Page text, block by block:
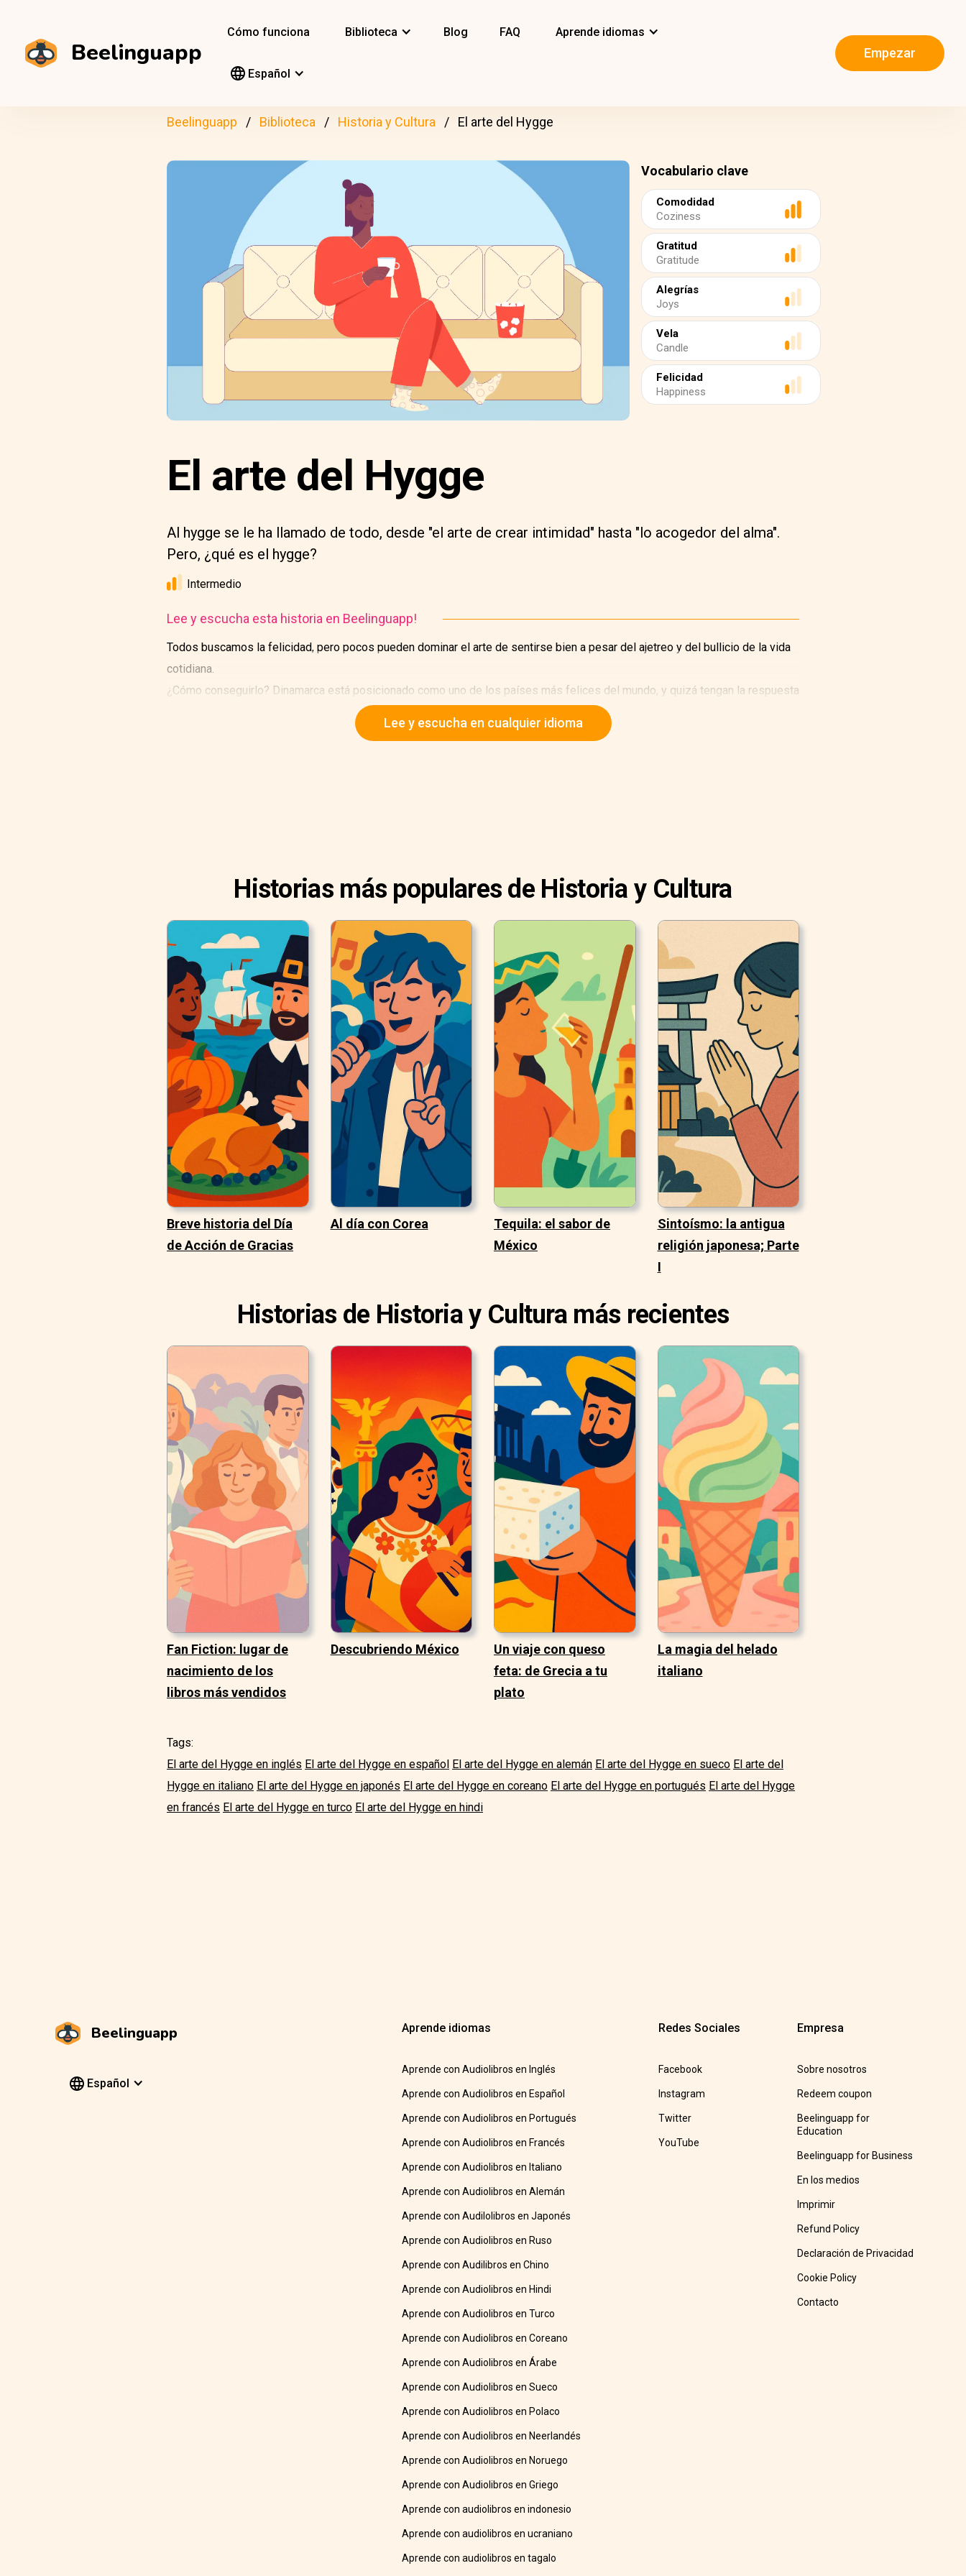
Beelinguapp
Cómo funciona Biblioteca Blog FAQ Aprende idiomas
Español
Empezar
Beelinguapp Biblioteca Historia y Cultura El arte del Hygge
Vocabulario clave
Comodidad
Coziness
Gratitud
Gratitude
Alegrías
Joys
Vela
Candle
Felicidad
Happiness
El arte del Hygge
Al hygge se le ha llamado de todo, desde "el arte de crear intimidad" hasta "lo acogedor del alma".
Pero, ¿qué es el hygge?
Intermedio
Lee y escucha esta historia en Beelinguapp!
Todos buscamos la felicidad, pero pocos pueden dominar el arte de sentirse bien a pesar del ajetreo y del bullicio de la vida
cotidiana.
¿Cómo conseguirlo? Dinamarca está posicionado como uno de los países más felices del mundo, y quizá tengan la respuesta
Lee y escucha en cualquier idioma
Historias más populares de Historia y Cultura
Breve historia del Día
de Acción de Gracias
Al día con Corea
Tequila: el sabor de
México
Sintoísmo: la antigua
religión japonesa; Parte
I
Historias de Historia y Cultura más recientes
Fan Fiction: lugar de
nacimiento de los
libros más vendidos
Descubriendo México
Un viaje con queso
feta: de Grecia a tu
plato
La magia del helado
italiano
Tags:
El arte del Hygge en inglés El arte del Hygge en español El arte del Hygge en alemán El arte del Hygge en sueco El arte del
Hygge en italiano El arte del Hygge en japonés El arte del Hygge en coreano El arte del Hygge en portugués El arte del Hygge
en francés El arte del Hygge en turco El arte del Hygge en hindi
Beelinguapp
Español
Aprende idiomas
Aprende con Audiolibros en Inglés
Aprende con Audiolibros en Español
Aprende con Audiolibros en Portugués
Aprende con Audiolibros en Francés
Aprende con Audiolibros en Italiano
Aprende con Audiolibros en Alemán
Aprende con Audilolibros en Japonés
Aprende con Audiolibros en Ruso
Aprende con Audilibros en Chino
Aprende con Audiolibros en Hindi
Aprende con Audiolibros en Turco
Aprende con Audiolibros en Coreano
Aprende con Audiolibros en Árabe
Aprende con Audiolibros en Sueco
Aprende con Audiolibros en Polaco
Aprende con Audiolibros en Neerlandés
Aprende con Audiolibros en Noruego
Aprende con Audiolibros en Griego
Aprende con audiolibros en indonesio
Aprende con audiolibros en ucraniano
Aprende con audiolibros en tagalo
Redes Sociales
Facebook
Instagram
Twitter
YouTube
Empresa
Sobre nosotros
Redeem coupon
Beelinguapp for
Education
Beelinguapp for Business
En los medios
Imprimir
Refund Policy
Declaración de Privacidad
Cookie Policy
Contacto